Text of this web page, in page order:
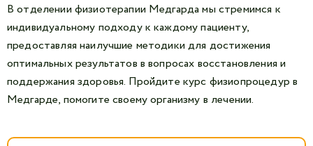
В отделении физиотерапии Медгарда мы стремимся к
индивидуальному подходу к каждому пациенту,
предоставляя наилучшие методики для достижения
оптимальных результатов в вопросах восстановления и
поддержания здоровья. Пройдите курс физиопроцедур в
Медгарде, помогите своему организму в лечении.